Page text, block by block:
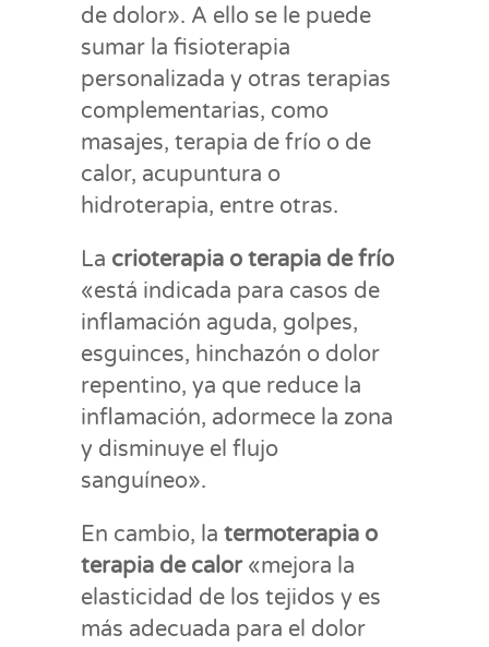
de dolor». A ello se le puede
sumar la fisioterapia
personalizada y otras terapias
complementarias, como
masajes, terapia de frío o de
calor, acupuntura o
hidroterapia, entre otras.
La crioterapia o terapia de frío
«está indicada para casos de
inflamación aguda, golpes,
esguinces, hinchazón o dolor
repentino, ya que reduce la
inflamación, adormece la zona
y disminuye el flujo
sanguíneo».
En cambio, la termoterapia o
terapia de calor«mejora la
elasticidad de los tejidos y es
más adecuada para el dolor